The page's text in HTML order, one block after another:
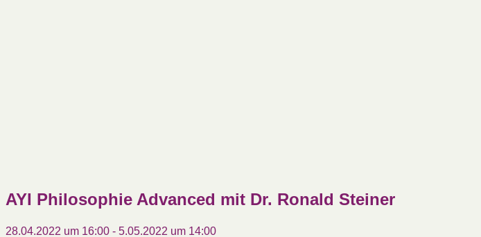
AYI Philosophie Advanced mit Dr. Ronald Steiner
28.04.2022 um 16:00 - 5.05.2022 um 14:00